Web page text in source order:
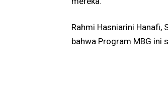
Rahmi Hasniarini Hanafi,
bahwa Program MBG ini